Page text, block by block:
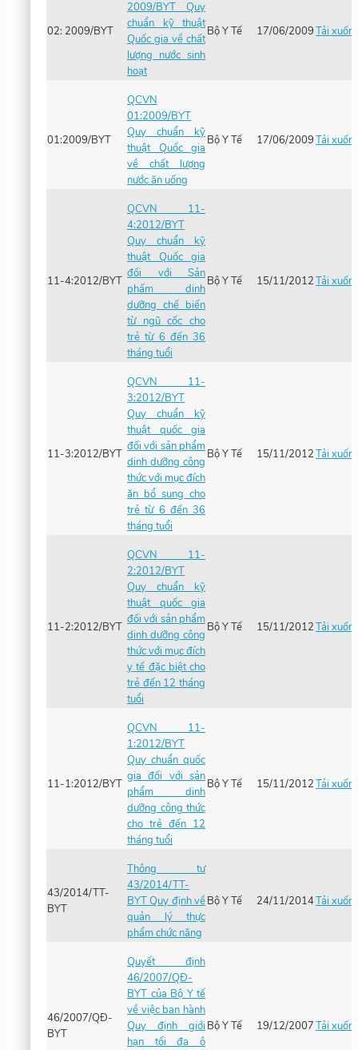
02: 2009/BYT
2009/BYT Quy
chuẩn kỹ thuật
Quốc gia về chất
lượng nước sinh
hoạt
Bộ Y Tế 17/06/2009Tải
01:2009/BYT
QCVN
01:2009/BYT
Quy chuẩn kỹ
thuật Quốc gia
về chất lượng
nước ăn uống
Bộ Y Tế 17/06/2009Tải
11-4:2012/BYT
QCVN 11-
4:2012/BYT
Quy chuẩn kỹ
thuật Quốc gia
đối với Sản
phấm dinh
dưỡng chế biến
từ ngũ cốc cho
trẻ từ 6 đến 36
tháng tuổi
Bộ Y Tế 15/11/2012Tải
11-3:2012/BYT
QCVN 11-
3:2012/BYT
Quy chuẩn kỹ
thuật quốc gia
đối với sản phẩm
dinh dưỡng công
thức với mục đích
ăn bổ sung cho
trẻ từ 6 đến 36
tháng tuổi
Bộ Y Tế 15/11/2012Tải
11-2:2012/BYT
QCVN 11-
2:2012/BYT
Quy chuẩn kỹ
thuật quốc gia
đối với sản phẩm
dinh dưỡng công
thức với mục đích
y tế đặc biệt cho
trẻ đến 12 tháng
tuổi
Bộ Y Tế 15/11/2012Tải
11-1:2012/BYT
QCVN 11-
1:2012/BYT
Quy chuẩn quốc
gia đối với sản
phẩm dinh
dưỡng công thức
cho trẻ đến 12
tháng tuổi
Bộ Y Tế 15/11/2012Tải
43/2014/TT-
BYT
Thông tư
43/2014/TT-
BYT Quy định về
quản lý thực
phẩm chức năng
Bộ Y Tế 24/11/2014Tải
46/2007/QĐ-
BYT
Quyết định
46/2007/QĐ-
BYT của Bộ Y tế
về việc ban hành
Quy định giới
hạn tối đa ô
Bộ Y Tế 19/12/2007Tải